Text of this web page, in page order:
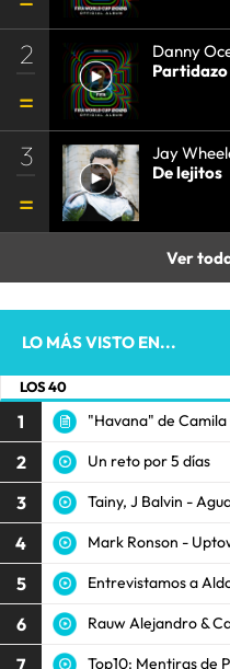
2
Danny
Partidazo
3
Jay
De lejitos
Ver
LO MÁS VISTO EN...
LOS 40
1 "Havana" de
2 Un reto por 5 días
3 Tainy, J Balvin -
4 Mark Ronson -
5 Entrevistamos a
6 Rauw Alejandro &
7 Top10: Mentiras de